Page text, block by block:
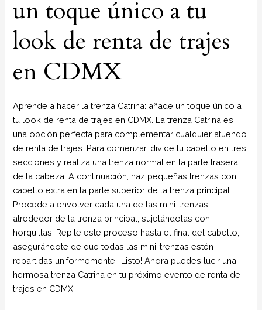
un toque único a tu
look de renta de trajes
en CDMX
Aprende a hacer la trenza Catrina: añade un toque único a
tu look de renta de trajes en CDMX. La trenza Catrina es
una opción perfecta para complementar cualquier atuendo
de renta de trajes. Para comenzar, divide tu cabello en tres
secciones y realiza una trenza normal en la parte trasera
de la cabeza. A continuación, haz pequeñas trenzas con
cabello extra en la parte superior de la trenza principal.
Procede a envolver cada una de las mini-trenzas
alrededor de la trenza principal, sujetándolas con
horquillas. Repite este proceso hasta el final del cabello,
asegurándote de que todas las mini-trenzas estén
repartidas uniformemente. ¡Listo! Ahora puedes lucir una
hermosa trenza Catrina en tu próximo evento de renta de
trajes en CDMX.